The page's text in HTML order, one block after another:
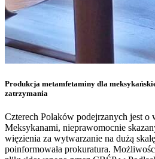
Produkcja metamfetaminy dla
zatrzymania
Czterech Polaków podejrzanych jest o
Meksykanami, nieprawomocnie
więzienia za wytwarzanie na dużą
poinformowała prokuratura.